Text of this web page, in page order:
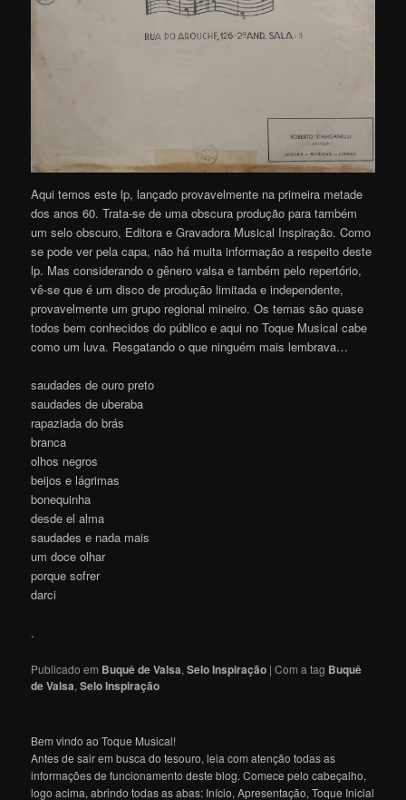
Aqui temos este lp, lançado provavelmente na primeira metade
dos anos 60. Trata-se de uma obscura produção para também
um selo obscuro, Editora e Gravadora Musical Inspiração. Como
se pode ver pela capa, não há muita informação a respeito deste
lp. Mas considerando o gênero valsa e também pelo repertório,
vê-se que é um disco de produção limitada e independente,
provavelmente um grupo regional mineiro. Os temas são quase
todos bem conhecidos do público e aqui no Toque Musical cabe
como um luva. Resgatando o que ninguém mais lembrava…
saudades de ouro preto
saudades de uberaba
rapaziada do brás
branca
olhos negros
beijos e lágrimas
bonequinha
desde el alma
saudades e nada mais
um doce olhar
porque sofrer
darci
.
Publicado em Buquê de Valsa,Selo Inspiração |Com a tag Buquê
de Valsa,Selo Inspiração
Bem vindo ao Toque Musical!
Antes de sair em busca do tesouro, leia com atenção todas as
informações de funcionamento deste blog. Comece pelo cabeçalho,
logo acima, abrindo todas as abas: Início, Apresentação, Toque Inicial